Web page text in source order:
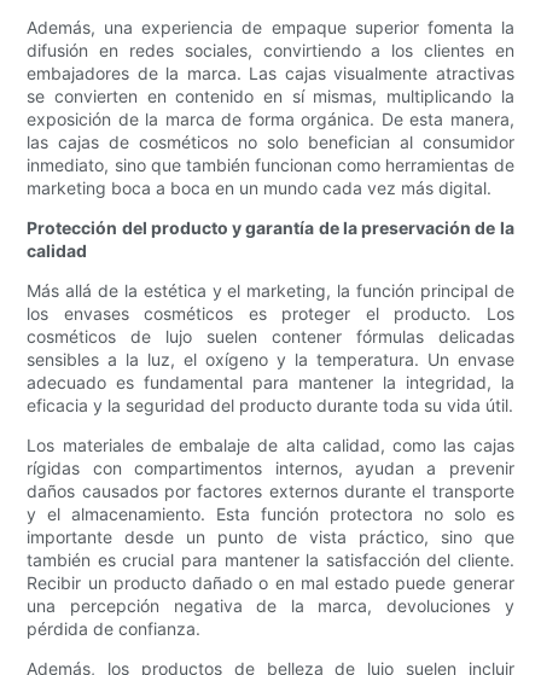
Además, una experiencia de empaque superior fomenta la
difusión en redes sociales, convirtiendo a los clientes en
embajadores de la marca. Las cajas visualmente atractivas
se convierten en contenido en sí mismas, multiplicando la
exposición de la marca de forma orgánica. De esta manera,
las cajas de cosméticos no solo benefician al consumidor
inmediato, sino que también funcionan como herramientas de
marketing boca a boca en un mundo cada vez más digital.
Protección del producto y garantía de la preservación de la
calidad
Más allá de la estética y el marketing, la función principal de
los envases cosméticos es proteger el producto. Los
cosméticos de lujo suelen contener fórmulas delicadas
sensibles a la luz, el oxígeno y la temperatura. Un envase
adecuado es fundamental para mantener la integridad, la
eficacia y la seguridad del producto durante toda su vida útil.
Los materiales de embalaje de alta calidad, como las cajas
rígidas con compartimentos internos, ayudan a prevenir
daños causados ​​por factores externos durante el transporte
y el almacenamiento. Esta función protectora no solo es
importante desde un punto de vista práctico, sino que
también es crucial para mantener la satisfacción del cliente.
Recibir un producto dañado o en mal estado puede generar
una percepción negativa de la marca, devoluciones y
pérdida de confianza.
Además, los productos de belleza de lujo suelen incluir